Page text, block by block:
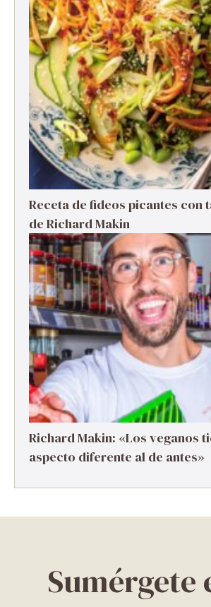
Receta de fideos picantes con
de Richard Makin
Richard Makin: «Los veganos
aspecto diferente al de antes»
Sumérgete